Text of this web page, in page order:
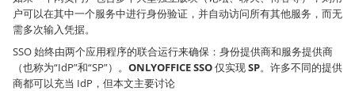
户可以在其中一个服务中进行身份验证，并自动访问所有其他服务，而无
需多次输入凭据。
SSO 始终由两个应用程序的联合运行来确保：身份提供商和服务提供商
（也称为“IdP”和“SP”）。 ONLYOFFICE SSO仅实现SP。许多不同的提供
商都可以充当 IdP，但本文主要讨论